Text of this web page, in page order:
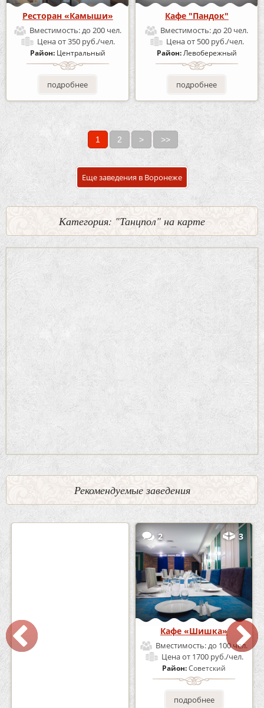
Ресторан «Камыши»
Вместимость:до 200 чел.
Ценаот 350 руб./чел.
Район: Центральный
подробнее
Кафе "Пандок"
Вместимость:до 20 чел.
Ценаот 500 руб./чел.
Район:Левобережный
подробнее
Страницы 1 2 > >>
Еще заведения в Воронеже
Категория: "Танцпол" на карте
Рекомендуемые заведения
Кафе-Бар Бермуды
Вместимость:
2 3
Кафе «Шишка»
Вместимость:до 100 чел.
Ценаот 1700 руб./чел.
Район:Советский
подробнее